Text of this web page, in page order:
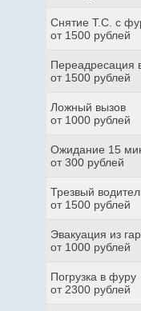
Снятие Т.С. с
от 1500 рублей
Переадресация
от 1500 рублей
Ложный вызов
от 1000 рублей
Ожидание 15
от 300 рублей
Трезвый
от 1500 рублей
Эвакуация из
от 1000 рублей
Погрузка в фуру
от 2300 рублей